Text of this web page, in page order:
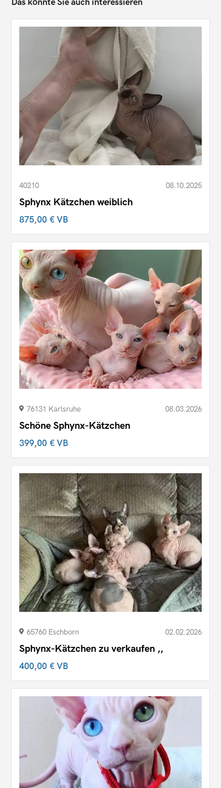
Das könnte Sie auch interessieren
40210 08.10.2025
Sphynx Kätzchen weiblich
875,00 €VB
76131 Karlsruhe 08.03.2026
Schöne Sphynx-Kätzchen
399,00 €VB
65760 Eschborn 02.02.2026
Sphynx-Kätzchen zu verkaufen ,,
400,00 €VB